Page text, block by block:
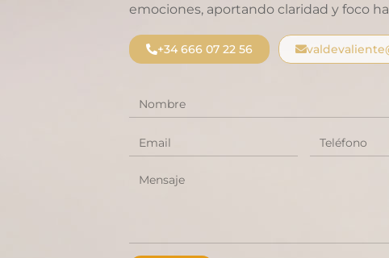
emociones, aportando claridad y foco
+34 666 07 22 56